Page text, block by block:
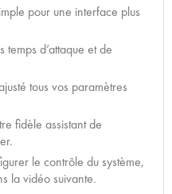
pour une interface plus
d’attaque et de
tous vos paramètres
fidèle assistant de
le contrôle du système,
la vidéo suivante.